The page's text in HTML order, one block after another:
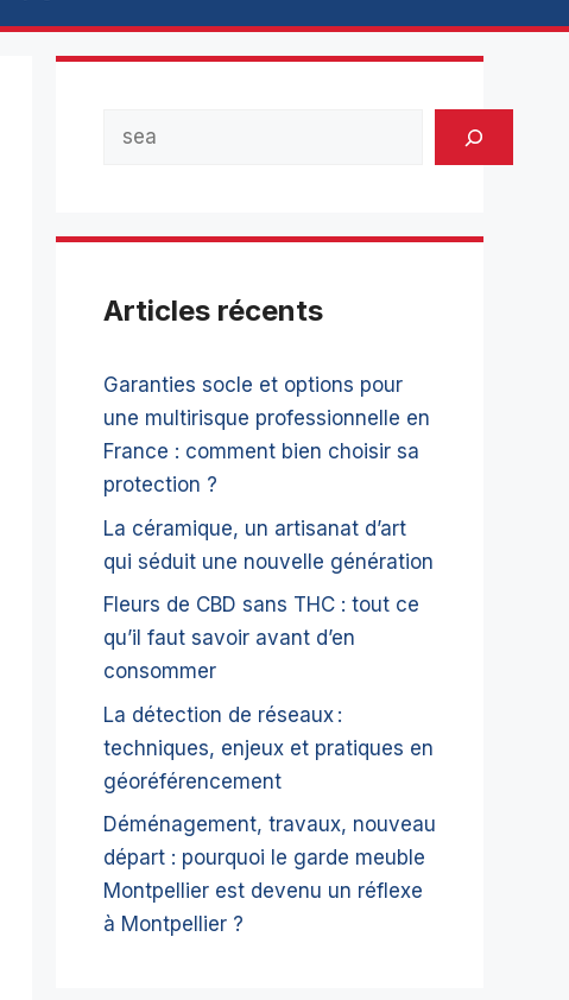
Articles récents
Garanties socle et options pour
une multirisque professionnelle en
France : comment bien choisir sa
protection ?
La céramique, un artisanat d’art
qui séduit une nouvelle génération
Fleurs de CBD sans THC : tout ce
qu’il faut savoir avant d’en
consommer
La détection de réseaux :
techniques, enjeux et pratiques en
géoréférencement
Déménagement, travaux, nouveau
départ : pourquoi le garde meuble
Montpellier est devenu un réflexe
à Montpellier ?